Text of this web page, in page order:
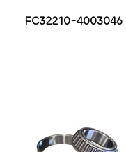
FC32210-4003046